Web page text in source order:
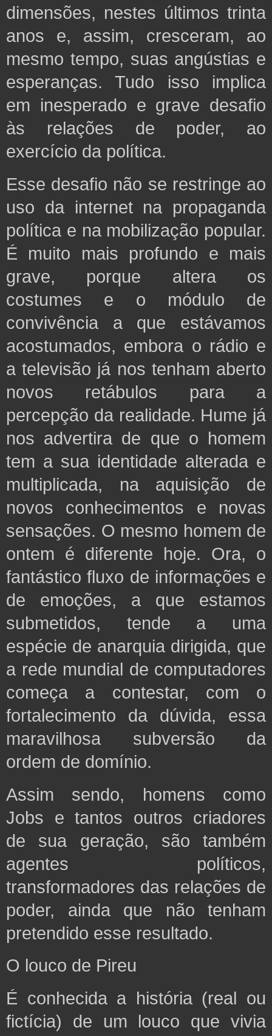
dimensões, nestes últimos trinta
anos e, assim, cresceram, ao
mesmo tempo, suas angústias e
esperanças. Tudo isso implica
em inesperado e grave desafio
às relações de poder, ao
exercício da política.
Esse desafio não se restringe ao
uso da internet na propaganda
política e na mobilização popular.
É muito mais profundo e mais
grave, porque altera os
costumes e o módulo de
convivência a que estávamos
acostumados, embora o rádio e
a televisão já nos tenham aberto
novos retábulos para a
percepção da realidade. Hume já
nos advertira de que o homem
tem a sua identidade alterada e
multiplicada, na aquisição de
novos conhecimentos e novas
sensações. O mesmo homem de
ontem é diferente hoje. Ora, o
fantástico fluxo de informações e
de emoções, a que estamos
submetidos, tende a uma
espécie de anarquia dirigida, que
a rede mundial de computadores
começa a contestar, com o
fortalecimento da dúvida, essa
maravilhosa subversão da
ordem de domínio.
Assim sendo, homens como
Jobs e tantos outros criadores
de sua geração, são também
agentes políticos,
transformadores das relações de
poder, ainda que não tenham
pretendido esse resultado.
O louco de Pireu
É conhecida a história (real ou
fictícia) de um louco que vivia